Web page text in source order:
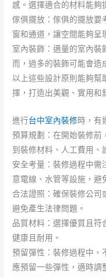
感。選擇適合的材料能夠
傢俱擺放：傢俱的擺放要
窗和通道，讓空間能夠呈
室內裝飾：適量的室內裝
而，過多的裝飾可能會造
以上這些設計原則能夠幫
擇，打造出美觀、實用和
進行台中室內裝修時，有
預算規劃：在開始裝修前
到裝修材料、人工費用、
安全考量：裝修過程中需
意電線、水管等設施，避
合法證照：確保裝修公司
避免產生法律問題。
品質材料：選擇優質且符
健康且耐用。
預留彈性：裝修過程中，
應預留一些彈性，適時調